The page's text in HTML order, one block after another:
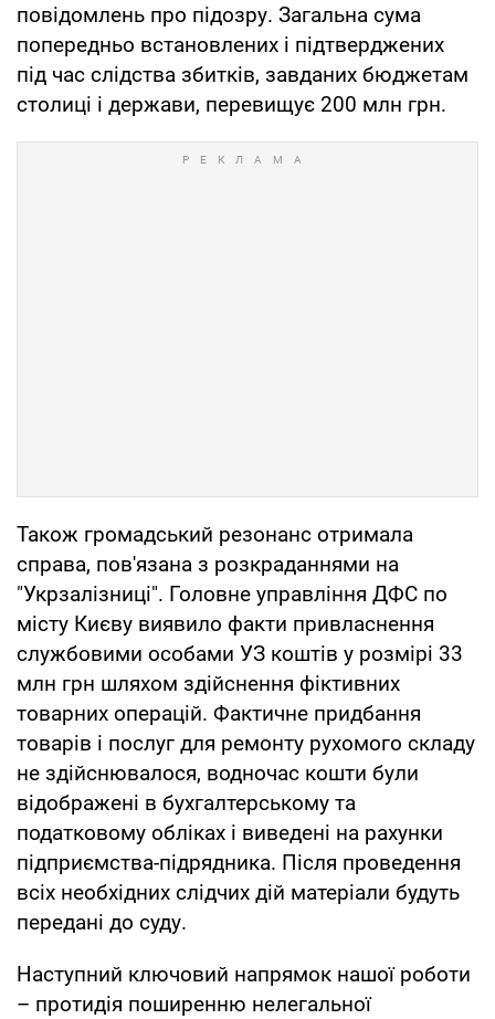
повідомлень про підозру. Загальна сума
попередньо встановлених і підтверджених
під час слідства збитків, завданих бюджетам
столиці і держави, перевищує 200 млн грн.
Також громадський резонанс отримала
справа, пов'язана з розкраданнями на
"Укрзалізниці". Головне управління ДФС по
місту Києву виявило факти привласнення
службовими особами УЗ коштів у розмірі 33
млн грн шляхом здійснення фіктивних
товарних операцій. Фактичне придбання
товарів і послуг для ремонту рухомого складу
не здійснювалося, водночас кошти були
відображені в бухгалтерському та
податковому обліках і виведені на рахунки
підприємства-підрядника. Після проведення
всіх необхідних слідчих дій матеріали будуть
передані до суду.
Наступний ключовий напрямок нашої роботи
– протидія поширенню нелегальної